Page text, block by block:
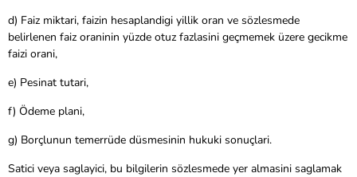
d) Faiz miktari, faizin hesaplandigi yillik oran ve sözlesmede
belirlenen faiz oraninin yüzde otuz fazlasini geçmemek üzere gecikme
faizi orani,
e) Pesinat tutari,
f) Ödeme plani,
g) Borçlunun temerrüde düsmesinin hukuki sonuçlari.
Satici veya saglayici, bu bilgilerin sözlesmede yer almasini saglamak